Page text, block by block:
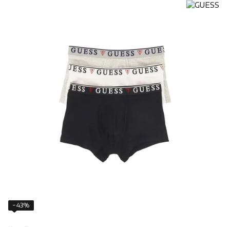
−43%